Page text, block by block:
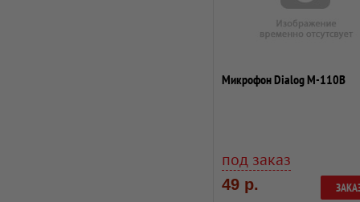
Микрофон Dialog M-110B
под заказ
49 р.